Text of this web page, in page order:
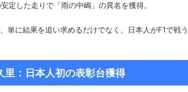
定した走りで「雨の中嶋」の異名を獲得。
単に結果を追い求めるだけでなく、日本人がF1で戦
里：日本人初の表彰台獲得